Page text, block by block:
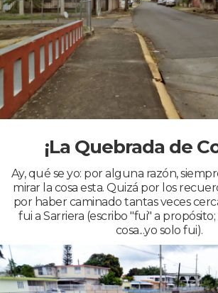
¡La Quebrada de
Ay, qué se yo: por alguna razón,
mirar la cosa esta. Quizá por los
por haber caminado tantas veces
fui a Sarriera (escribo "fui" a
cosa...yo solo fui).